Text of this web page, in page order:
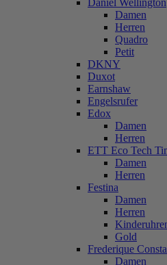
Daniel Wellington
Damen
Herren
Quadro
Petit
DKNY
Duxot
Earnshaw
Engelsrufer
Edox
Damen
Herren
ETT Eco Tech
Damen
Herren
Festina
Damen
Herren
Gold
Frederique
Damen